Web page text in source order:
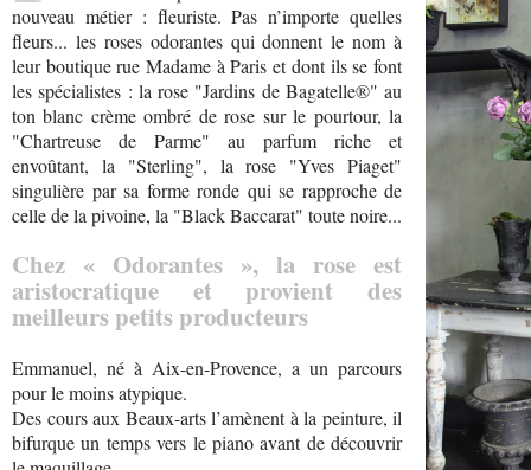
nouveau métier : fleuriste. Pas n’importe quelles
fleurs... les roses odorantes qui donnent le nom à
leur boutique rue Madame à Paris et dont ils se font
les spécialistes : la rose "Jardins de Bagatelle®" au
ton blanc crème ombré de rose sur le pourtour, la
"Chartreuse de Parme" au parfum riche et
envoûtant, la "Sterling", la rose "Yves Piaget"
singulière par sa forme ronde qui se rapproche de
celle de la pivoine, la "Black Baccarat" toute noire...
Chez « Odorantes », la rose est
aristocratique et provient des
meilleurs petits producteurs
Emmanuel, né à Aix-en-Provence, a un parcours
pour le moins atypique.
Des cours aux Beaux-arts l’amènent à la peinture, il
bifurque un temps vers le piano avant de découvrir